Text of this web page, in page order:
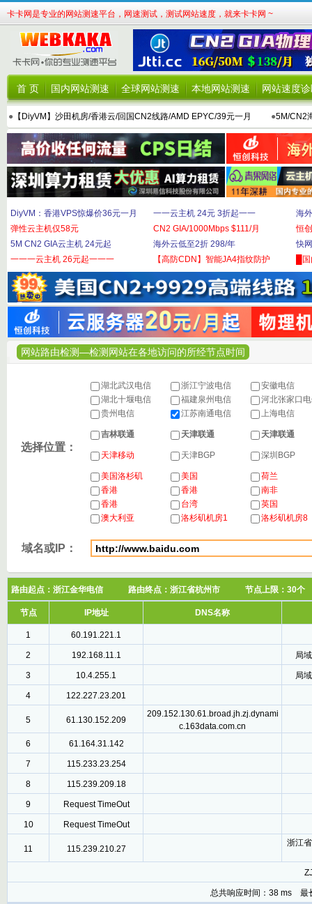
卡卡网是专业的网站测速平台，网速测试，测试网站速度，就来卡卡网 ~
首 页 国内网站测速 全球网站测速 本地网站测速 网站速度
● 【DiyVM】沙田机房/香港云/回国CN2线路/AMD EPYC/39元一月 ●5M/CN2
DiyVM：香港VPS惊爆价36元一月
弹性云主机仅58元
5M CN2 GIA云主机 24元起
一一一云主机 26元起一一一
一一云主机 24元 3折起一一
CN2 GIA/1000Mbps $111/月
海外云低至2折 298/年
【高防CDN】智能JA4指纹防护
海
恒
快
█
网站路由检测—检测网站在各地访问的所经节点时间
选择位置：
湖北武汉电信 浙江宁波电信
安徽电信
湖北十堰电信
福建泉州电信
河北张家口
贵州电信
江苏南通电信 上海电信
吉林联通 天津联通 天津联通
天津移动 天津BGP 深圳BGP
美国洛杉矶 美国
荷兰
香港
香港
南非
香港
台湾
英国
澳大利亚
洛杉矶机房1 洛杉矶机房8
域名或IP：
路由起点：浙江金华电信 路由终点：浙江省杭州市 节点上限：
节点 IP地址 DNS名称
1 60.191.221.1
2 192.168.11.1 局
3 10.4.255.1 局
4 122.227.23.201
5 61.130.152.209
209.152.130.61.broad.jh.zj.dynami
c.163data.com.cn
6
61.164.31.142
7 115.233.23.254
8 115.239.209.18
9 Request TimeOut
10 Request TimeOut
11 115.239.210.27
浙江
总共响应时间：38 ms